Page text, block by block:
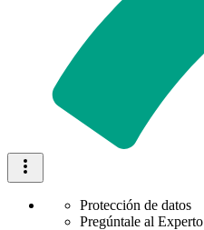
Protección de datos
Pregúntale al Experto